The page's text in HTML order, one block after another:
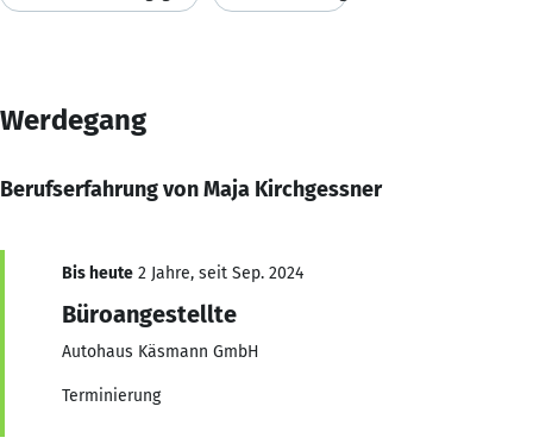
Werdegang
Berufserfahrung von Maja Kirchgessner
Bis heute 2 Jahre, seit Sep. 2024
Büroangestellte
Autohaus Käsmann GmbH
Terminierung